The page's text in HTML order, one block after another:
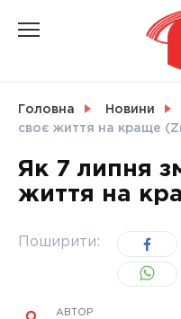
УКРАЇНА
Головна Новини
своє життя на краще
Як 7 липня
життя на
Поширити:
АВТОР